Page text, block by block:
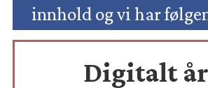
innhold og vi har
Digitalt